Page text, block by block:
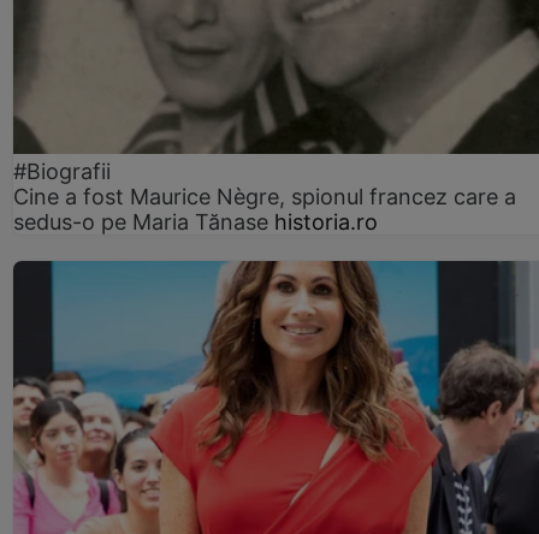
#Biografii
Cine a fost Maurice Nègre, spionul francez care a
sedus-o pe Maria Tănase historia.ro